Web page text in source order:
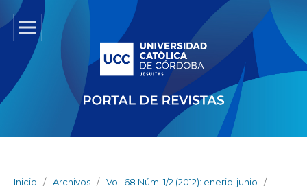
Inicio / Archivos / Vol. 68 Núm. 1/2 (2012): enerio-junio
/